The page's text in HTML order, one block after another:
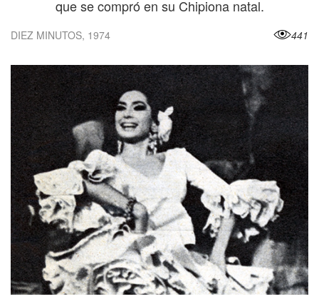
que se compró en su Chipiona natal.
DIEZ MINUTOS, 1974 441